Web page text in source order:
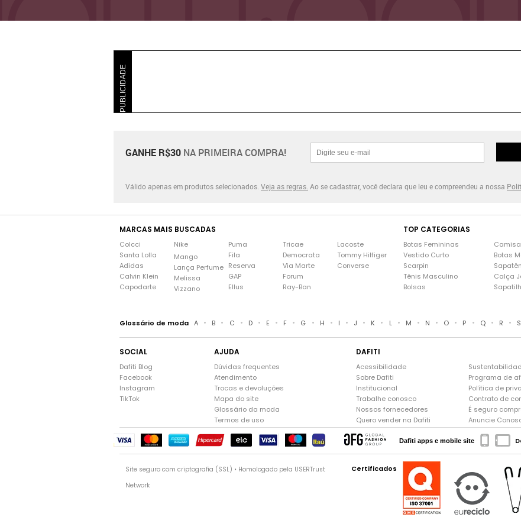
PUBLICIDADE
GANHE R$30 NA PRIMEIRA COMPRA!
Válido apenas em produtos selecionados. Veja as regras. Ao se cadastrar, você declara que leu e compreendeu a nossa
MARCAS MAIS BUSCADAS
Colcci
Santa Lolla
Adidas
Calvin Klein
Capodarte
Nike
Mango
Lança Perfume
Melissa
Vizzano
Puma
Fila
Reserva
GAP
Ellus
Tricae
Democrata
Via Marte
Forum
Ray-Ban
Lacoste
Tommy Hilfiger
Converse
TOP CATEGORIAS
Botas Femininas
Vestido Curto
Scarpin
Tênis Masculino
Bolsas
Botas
Calça
Glossário de moda A • B • C • D • E • F • G • H • I • J • K • L • M • N • O • P • Q • R • S
SOCIAL
Dafiti Blog
Facebook
Instagram
TikTok
AJUDA
Dúvidas frequentes
Atendimento
Trocas e devoluções
Mapa do site
Glossário da moda
Termos de uso
DAFITI
Acessibilidade
Sobre Dafiti
Institucional
Trabalhe conosco
Nossos fornecedores
Quero vender na Dafiti
Programa de
Política de
Contrato de
É seguro
Anuncie
Dafiti apps e mobile site
Site seguro com criptografia (SSL) • Homologado pela USERTrust
Network
Certificados